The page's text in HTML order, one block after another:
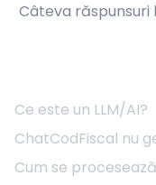
Câteva
Ce este un LLM/AI?
ChatCodFiscal nu
Cum se